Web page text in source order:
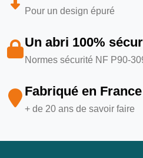
Pour un design épuré
Un abri 100%
Normes sécurité NF P90-
Fabriqué en France
+ de 20 ans de savoir faire